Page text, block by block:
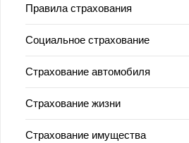
Правила страхования
Социальное страхование
Страхование автомобиля
Страхование жизни
Страхование имущества